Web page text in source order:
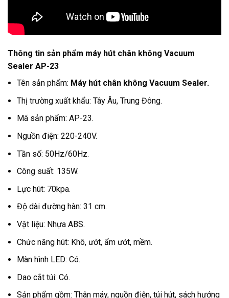
Thông tin sản phẩm máy hút chân không Vacuum
Sealer AP-23
Tên sản phẩm: Máy hút chân không Vacuum Sealer.
Thị trường xuất khẩu: Tây Âu, Trung Đông.
Mã sản phẩm: AP-23.
Nguồn điện: 220-240V.
Tần số: 50Hz/60Hz.
Công suất: 135W.
Lực hút: 70kpa.
Độ dài đường hàn: 31 cm.
Vật liệu: Nhựa ABS.
Chức năng hút: Khô, ướt, ẩm ướt, mềm.
Màn hình LED: Có.
Dao cắt túi: Có.
Sản phẩm gồm: Thân máy, nguồn điện, túi hút, sách hướng